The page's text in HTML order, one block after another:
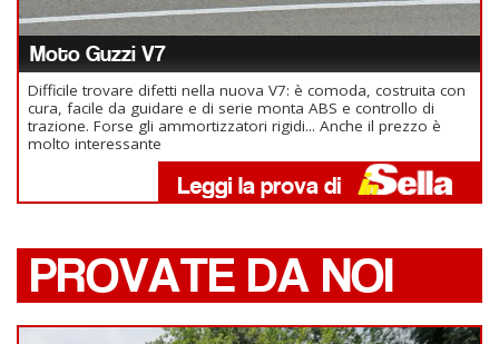
Moto Guzzi V7
Difficile trovare difetti nella nuova V7: è comoda, costruita con
cura, facile da guidare e di serie monta ABS e controllo di
trazione. Forse gli ammortizzatori rigidi... Anche il prezzo è
molto interessante
PROVATE DA NOI